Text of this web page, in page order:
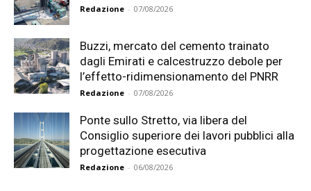
Redazione - 07/08/2026
Buzzi, mercato del cemento trainato
dagli Emirati e calcestruzzo debole per
l’effetto-ridimensionamento del PNRR
Redazione - 07/08/2026
Ponte sullo Stretto, via libera del
Consiglio superiore dei lavori pubblici alla
progettazione esecutiva
Redazione - 06/08/2026